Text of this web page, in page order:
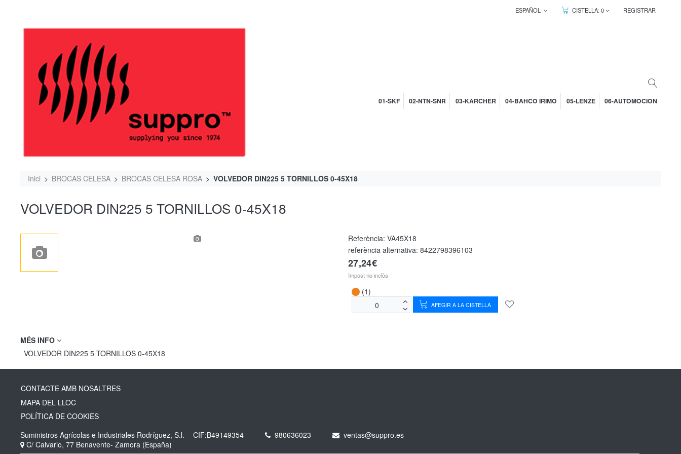
ESPAÑOL CISTELLA:0 REGISTRAR
01-SKF 02-NTN-SNR 03-KARCHER 04-BAHCO IRIMO 05-LENZE 06-AUTOMOCION
Inici BROCAS CELESA BROCAS CELESA ROSA VOLVEDOR DIN225 5 TORNILLOS 0-45X18
VOLVEDOR DIN225 5 TORNILLOS 0-45X18
Referència: VA45X18
referència alternativa: 8422798396103
27,24€
Impost no inclòs
(1)
AFEGIR A LA CISTELLA
MÉS INFO
VOLVEDOR DIN225 5 TORNILLOS 0-45X18
CONTACTE AMB NOSALTRES
MAPA DEL LLOC
POLÍTICA DE COOKIES
Suministros Agrícolas e Industriales Rodríguez, S.l. - CIF:B49149354
C/ Calvario, 77 Benavente- Zamora (España)
980636023 ventas@suppro.es